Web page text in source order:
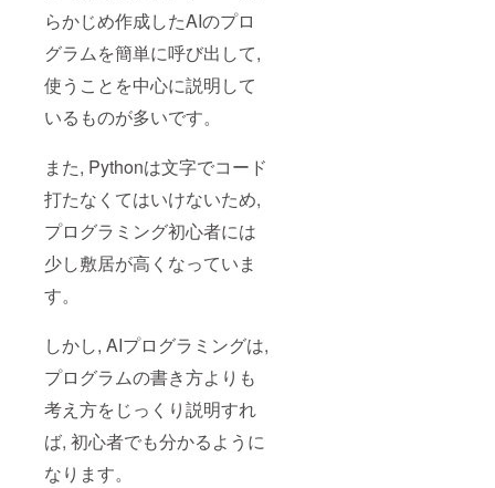
らかじめ作成したAIのプロ
グラムを簡単に呼び出して,
使うことを中心に説明して
いるものが多いです。
また, Pythonは文字でコード
打たなくてはいけないため,
プログラミング初心者には
少し敷居が高くなっていま
す。
しかし, AIプログラミングは,
プログラムの書き方よりも
考え方をじっくり説明すれ
ば, 初心者でも分かるように
なります。